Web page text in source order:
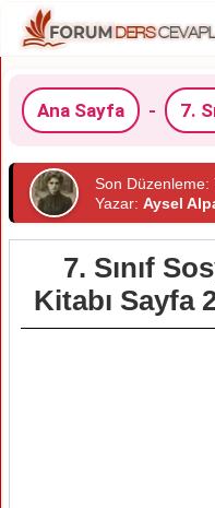
Ana Sayfa - 7.
Son Düzenleme:
Yazar: Aysel
7. Sınıf
Kitabı Sayfa